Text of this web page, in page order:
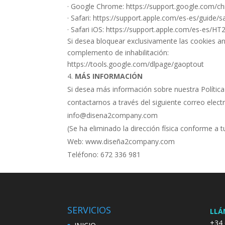
· Google Chrome: https://support.google.com/
· Safari: https://support.apple.com/es-es/guide/
· Safari iOS: https://support.apple.com/es-es/
Si desea bloquear exclusivamente las cookies
complemento de inhabilitación:
https://tools.google.com/dlpage/gaoptout
MÁS INFORMACIÓN
Si desea más información sobre nuestra
contactarnos a través del siguiente correo
info@disena2company.com
(Se ha eliminado la dirección física conforme a
Web: www.diseña2company.com
Teléfono: 672 336 981
SERVICIOS
+34